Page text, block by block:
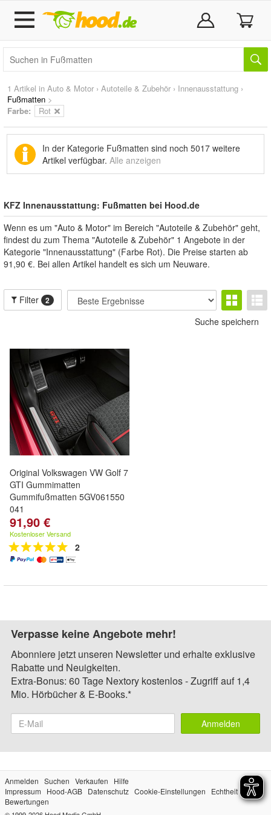
1 Artikel in Auto & Motor › Autoteile & Zubehör › Innenausstattung ›
Fußmatten >
Farbe:
Rot
In der Kategorie Fußmatten sind noch 5017 weitere
Artikel verfügbar. Alle anzeigen
KFZ Innenausstattung: Fußmatten bei Hood.de
Wenn es um "Auto & Motor" im Bereich "Autoteile & Zubehör" geht,
findest du zum Thema "Autoteile & Zubehör" 1 Angebote in der
Kategorie "Innenausstattung" (Farbe Rot). Die Preise starten ab
91,90 €. Bei allen Artikel handelt es sich um Neuware.
Filter 2
Suche speichern
Original Volkswagen VW Golf 7
GTI Gummimatten
Gummifußmatten 5GV061550
041
91,90 €
Kostenloser Versand
2
Verpasse keine Angebote mehr!
Abonniere jetzt unseren Newsletter und erhalte exklusive
Rabatte und Neuigkeiten.
Extra-Bonus: 60 Tage Nextory kostenlos - Zugriff auf 1,4
Mio. Hörbücher & E-Books.*
Anmelden
Anmelden Suchen Verkaufen
Hilfe
Impressum
Hood-AGB Datenschutz Cookie-Einstellungen
Echtheit der
Bewertungen